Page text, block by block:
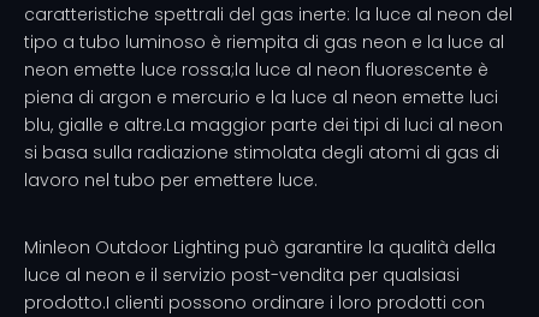
caratteristiche spettrali del gas inerte: la luce al neon del
tipo a tubo luminoso è riempita di gas neon e la luce al
neon emette luce rossa;la luce al neon fluorescente è
piena di argon e mercurio e la luce al neon emette luci
blu, gialle e altre.La maggior parte dei tipi di luci al neon
si basa sulla radiazione stimolata degli atomi di gas di
lavoro nel tubo per emettere luce.
Minleon Outdoor Lighting può garantire la qualità della
luce al neon e il servizio post-vendita per qualsiasi
prodotto.I clienti possono ordinare i loro prodotti con